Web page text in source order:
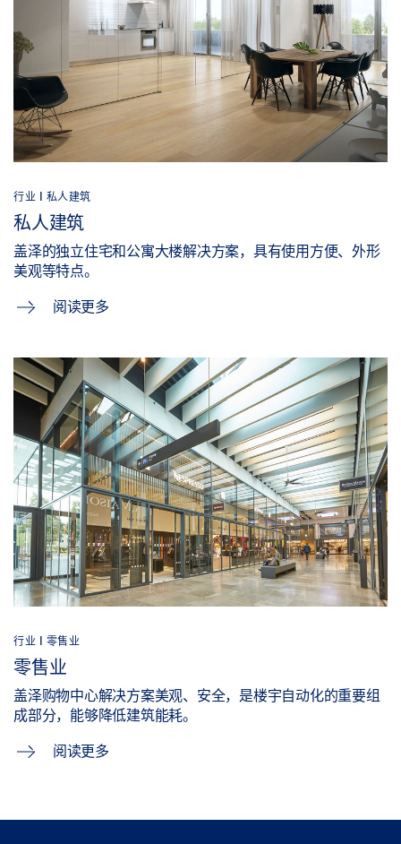
行业 | 私人建筑
私人建筑
盖泽的独立住宅和公寓大楼解决方案，具有使用方便、外形
美观等特点。
阅读更多
行业 | 零售业
零售业
盖泽购物中心解决方案美观、安全，是楼宇自动化的重要组
成部分，能够降低建筑能耗。
阅读更多